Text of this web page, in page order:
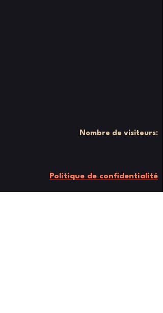
Nombre de visiteurs:
Politique de confidentialité